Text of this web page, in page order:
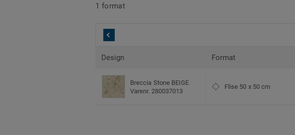
1 format
Design Format
Breccia Stone BEIGE
Varenr. 280037013
Flise 50 x 50 cm